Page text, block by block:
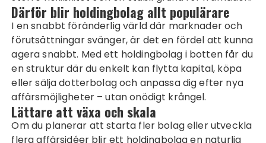
Därför blir holdingbolag allt populärare
I en snabbt föränderlig värld där marknader och
förutsättningar svänger, är det en fördel att kunna
agera snabbt. Med ett holdingbolag i botten får du
en struktur där du enkelt kan flytta kapital, köpa
eller sälja dotterbolag och anpassa dig efter nya
affärsmöjligheter – utan onödigt krångel.
Lättare att växa och skala
Om du planerar att starta fler bolag eller utveckla
flera affärsidéer blir ett holdingbolag en naturlig